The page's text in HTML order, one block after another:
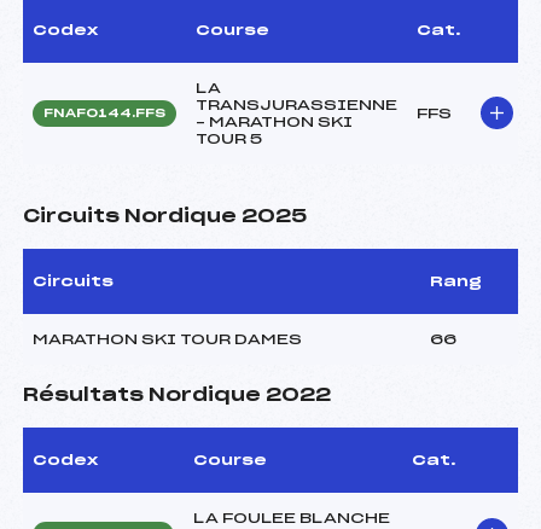
Codex Course Cat.
FNAF0144.FFS
LA
TRANSJURASSIENNE
– MARATHON SKI
TOUR 5
FFS
Circuits Nordique 2025
Circuits Rang
MARATHON SKI TOUR DAMES 66
Résultats Nordique 2022
Codex Course Cat.
LA FOULEE BLANCHE